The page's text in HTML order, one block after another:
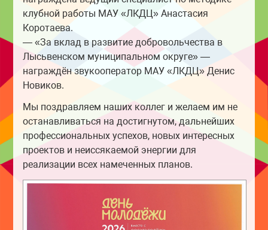
клубной работы МАУ «ЛКДЦ» Анастасия
Коротаева.
— «За вклад в развитие добровольчества в
Лысьвенском муниципальном округе» —
награждён звукооператор МАУ «ЛКДЦ» Денис
Новиков.
Мы поздравляем наших коллег и желаем им не
останавливаться на достигнутом, дальнейших
профессиональных успехов, новых интересных
проектов и неиссякаемой энергии для
реализации всех намеченных планов.